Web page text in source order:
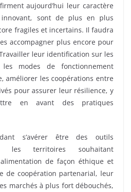
aujourd’hui leur caractère
sont de plus en plus
fragiles et incertains. Il faudra
accompagner plus encore pour
leur identification sur les
les modes de fonctionnement
améliorer les coopérations entre
pour assurer leur résilience, y
en avant des pratiques
s’avérer être des outils
les territoires souhaitant
de façon éthique et
de coopération partenarial, leur
marchés à plus fort débouchés,